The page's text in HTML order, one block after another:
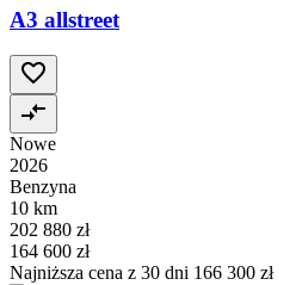
A3 allstreet
Nowe
2026
Benzyna
10 km
202 880 zł
164 600 zł
Najniższa cena z 30 dni 166 300 zł